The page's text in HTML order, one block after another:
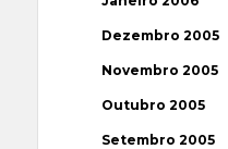
Dezembro 2005
Novembro 2005
Outubro 2005
Setembro 2005